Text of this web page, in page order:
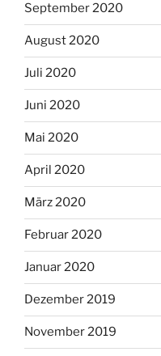
September 2020
August 2020
Juli 2020
Juni 2020
Mai 2020
April 2020
März 2020
Februar 2020
Januar 2020
Dezember 2019
November 2019